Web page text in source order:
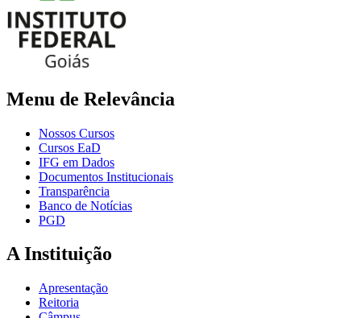
Menu de Relevância
Nossos Cursos
Cursos EaD
IFG em Dados
Documentos Institucionais
Transparência
Banco de Notícias
PGD
A Instituição
Apresentação
Reitoria